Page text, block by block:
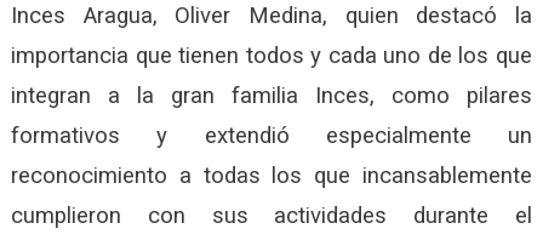
Inces Aragua, Oliver Medina, quien destacó la
importancia que tienen todos y cada uno de los que
integran a la gran familia Inces, como pilares
formativos y extendió especialmente un
reconocimiento a todas los que incansablemente
cumplieron con sus actividades durante el